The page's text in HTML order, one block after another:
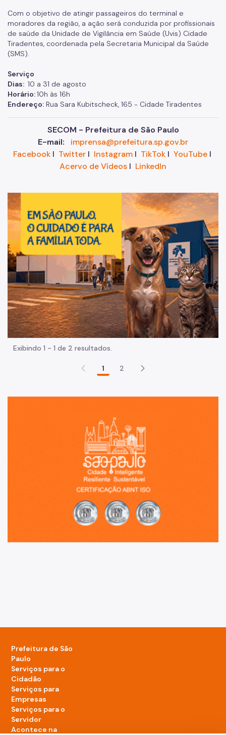
Com o objetivo de atingir passageiros do terminal e
moradores da região, a ação será conduzida por profissionais
de saúde da Unidade de Vigilância em Saúde (Uvis) Cidade
Tiradentes, coordenada pela Secretaria Municipal da Saúde
(SMS).
Serviço
Dias: 10 a 31 de agosto
Horário:10h às 16h
Endereço: Rua Sara Kubitscheck, 165 - Cidade Tiradentes
SECOM - Prefeitura de São Paulo
E-mail:
imprensa@prefeitura.sp.gov.br
FacebookI TwitterI InstagramI TikTokI YouTubeI
Acervo de Vídeos I LinkedIn
Exibindo 1 - 1 de 2 resultados.
1 2
Prefeitura de São
Paulo
Serviços para o
Cidadão
Serviços para
Empresas
Serviços para o
Servidor
Acontece na